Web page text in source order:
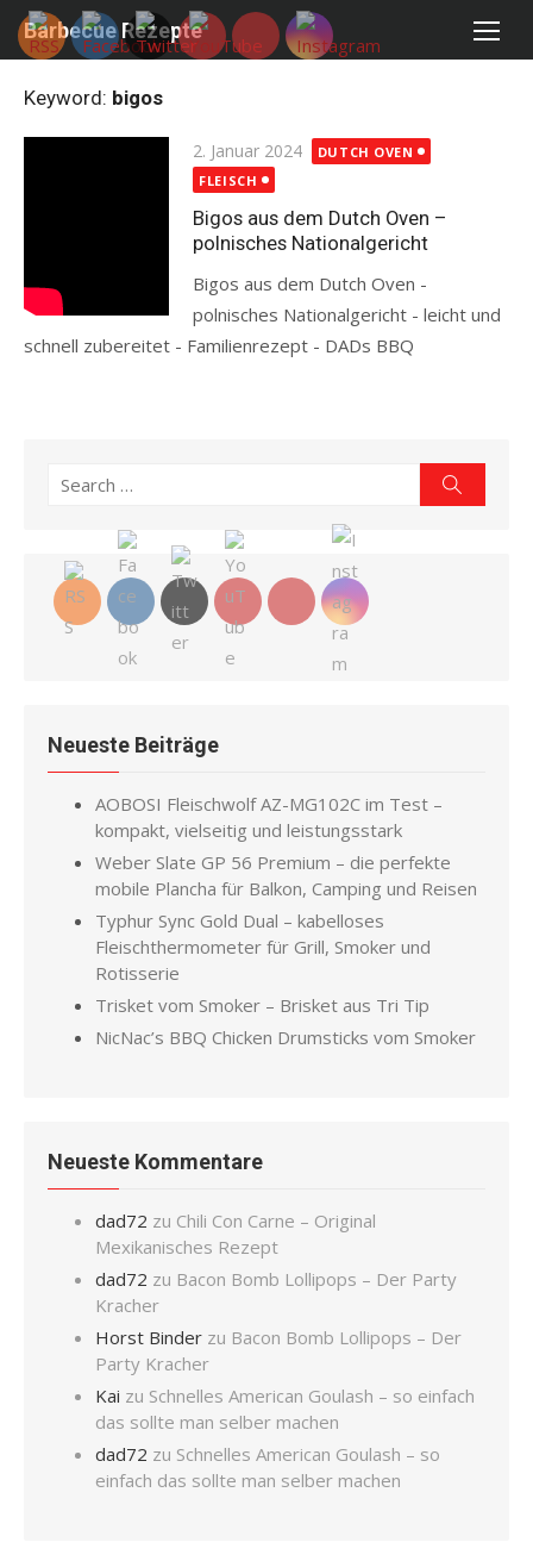
Skip
Barbecue Rezepte
Keyword: bigos
Posted
on
2. Januar 2024
DUTCH OVEN
FLEISCH
Bigos aus dem Dutch Oven –
polnisches Nationalgericht
Bigos aus dem Dutch Oven -
polnisches Nationalgericht - leicht und
schnell zubereitet - Familienrezept - DADs BBQ
Search
Neueste Beiträge
AOBOSI Fleischwolf AZ-MG102C im Test –
kompakt, vielseitig und leistungsstark
Weber Slate GP 56 Premium – die perfekte
mobile Plancha für Balkon, Camping und Reisen
Typhur Sync Gold Dual – kabelloses
Fleischthermometer für Grill, Smoker und
Rotisserie
Trisket vom Smoker – Brisket aus Tri Tip
NicNac’s BBQ Chicken Drumsticks vom Smoker
Neueste Kommentare
dad72 zu Chili Con Carne – Original
Mexikanisches Rezept
dad72 zu Bacon Bomb Lollipops – Der Party
Kracher
Horst Binder zu Bacon Bomb Lollipops – Der
Party Kracher
Kai zu Schnelles American Goulash – so einfach
das sollte man selber machen
dad72 zu Schnelles American Goulash – so
einfach das sollte man selber machen